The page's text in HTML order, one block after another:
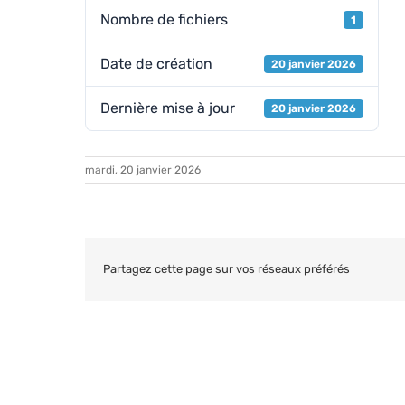
Nombre de fichiers 1
Date de création 20 janvier 2026
Dernière mise à jour 20 janvier 2026
mardi, 20 janvier 2026
Partagez cette page sur vos réseaux préférés